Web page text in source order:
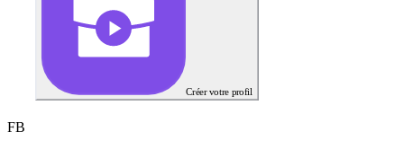
Créer votre profil
FB